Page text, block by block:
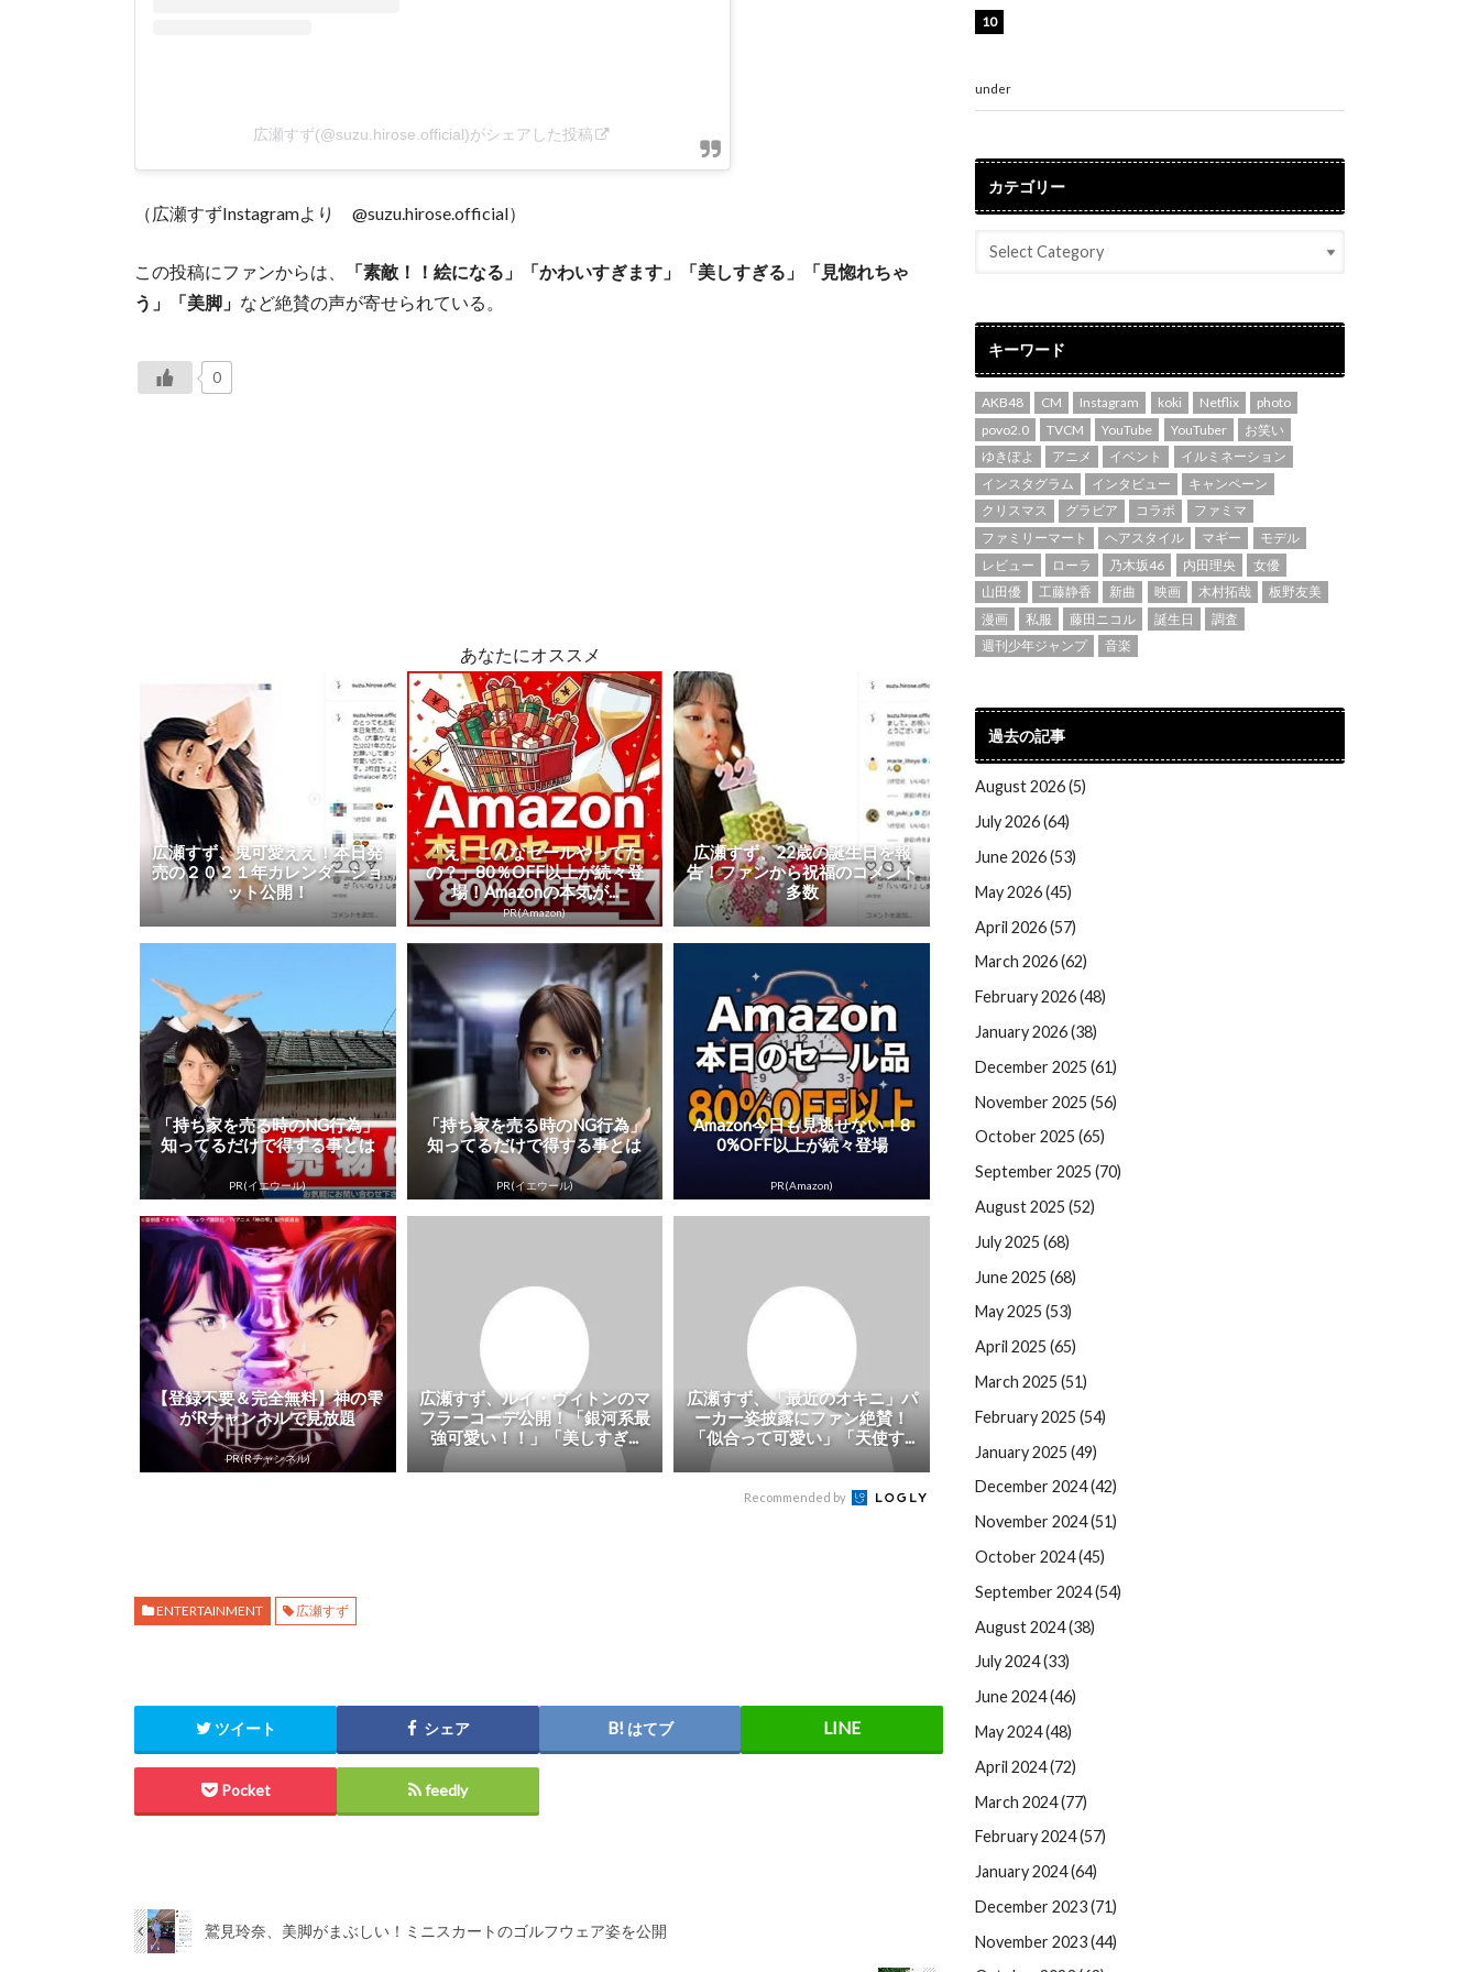
広瀬すず(@suzu.hirose.official)がシェアした投稿
（広瀬すずInstagramより @suzu.hirose.official）
この投稿にファンからは、
「素敵！！絵になる」「かわいすぎます」「美しすぎる」「見惚れちゃ
う」「美脚」 など絶賛の声が寄せられている。
0
あなたにオススメ
広瀬すず、鬼可愛ええ！本日発
売の２０２１年カレンダーショ
ット公開！
「え、こんなセールやってた
の？」80％OFF以上が続々登
場！Amazonの本気が...
PR(Amazon)
広瀬すず、22歳の誕生日を報
告！ファンから祝福のコメント
多数
「持ち家を売る時のNG行為」
知ってるだけで得する事とは
PR(イエウール)
「持ち家を売る時のNG行為」
知ってるだけで得する事とは
PR(イエウール)
Amazon今日も見逃せない！8
0%OFF以上が続々登場
PR(Amazon)
【登録不要＆完全無料】神の雫
がRチャンネルで見放題
PR(Rチャンネル)
広瀬すず、ルイ・ヴィトンのマ
フラーコーデ公開！「銀河系最
強可愛い！！」「美しすぎ...
広瀬すず、「最近のオキニ」パ
ーカー姿披露にファン絶賛！
「似合って可愛い」「天使す...
Recommended by
ENTERTAINMENT 広瀬すず
ツイート シェア はてブ
Pocket feedly
鷲見玲奈、美脚がまぶしい！ミニスカートのゴルフウェア姿を公開
under
カテゴリー
キーワード
AKB48 CM Instagram koki Netflix
photo
povo2.0
TVCM YouTube YouTuber
お笑い
ゆきぽよ
アニメ イベント
イルミネーション
インスタグラム
インタビュー
キャンペーン
クリスマス
グラビア コラボ
ファミマ
ファミリーマート
ヘアスタイル マギー
モデル
レビュー
ローラ 乃木坂46 内田理央
女優
山田優
工藤静香 新曲 映画 木村拓哉
板野友美
漫画
私服 藤田ニコル 誕生日
調査
週刊少年ジャンプ
音楽
過去の記事
August 2026 (5)
July 2026 (64)
June 2026 (53)
May 2026 (45)
April 2026 (57)
March 2026 (62)
February 2026 (48)
January 2026 (38)
December 2025 (61)
November 2025 (56)
October 2025 (65)
September 2025 (70)
August 2025 (52)
July 2025 (68)
June 2025 (68)
May 2025 (53)
April 2025 (65)
March 2025 (51)
February 2025 (54)
January 2025 (49)
December 2024 (42)
November 2024 (51)
October 2024 (45)
September 2024 (54)
August 2024 (38)
July 2024 (33)
June 2024 (46)
May 2024 (48)
April 2024 (72)
March 2024 (77)
February 2024 (57)
January 2024 (64)
December 2023 (71)
November 2023 (44)